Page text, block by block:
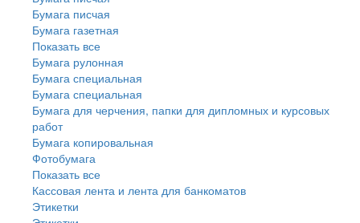
Бумага писчая
Бумага газетная
Показать все
Бумага рулонная
Бумага специальная
Бумага специальная
Бумага для черчения, папки для дипломных и курсовых
работ
Бумага копировальная
Фотобумага
Показать все
Кассовая лента и лента для банкоматов
Этикетки